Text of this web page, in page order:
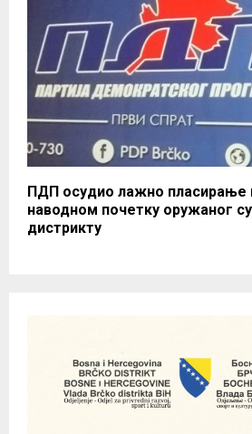
ПДП осудио лажно пласирање
наводном почетку оружаног
дистрикту